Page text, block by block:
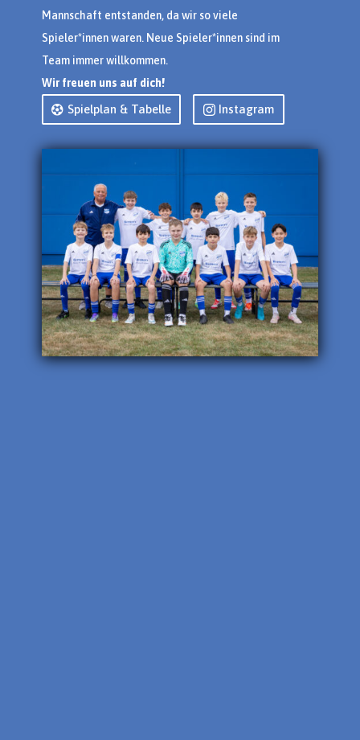
Mannschaft entstanden, da wir so viele
Spieler*innen waren. Neue Spieler*innen sind im
Team immer willkommen.
Wir freuen uns auf dich!
Spielplan & Tabelle Instagram